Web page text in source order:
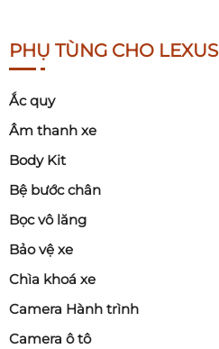
PHỤ TÙNG CHO LEXUS
Ắc quy
Âm thanh xe
Body Kit
Bệ bước chân
Bọc vô lăng
Bảo vệ xe
Chìa khoá xe
Camera Hành trình
Camera ô tô